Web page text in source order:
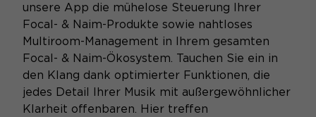
unsere App die mühelose Steuerung Ihrer
Focal- & Naim-Produkte sowie nahtloses
Multiroom-Management in Ihrem gesamten
Focal- & Naim-Ökosystem. Tauchen Sie ein in
den Klang dank optimierter Funktionen, die
jedes Detail Ihrer Musik mit außergewöhnlicher
Klarheit offenbaren. Hier treffen